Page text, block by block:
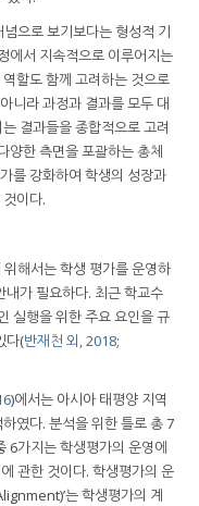
으로 보기보다는 형성적 기
에서 지속적으로 이루어지는
할도 함께 고려하는 것으로
니라 과정과 결과를 모두 대
결과들을 종합적으로 고려
양한 측면을 포괄하는 총체
를 강화하여 학생의 성장과
이다.
해서는 학생 평가를 운영하
내가 필요하다. 최근 학교수
실행을 위한 주요 요인을 규
다(반재천 외, 2018;
)에서는 아시아 태평양 지역
였다. 분석을 위한 틀로 총 7
6가지는 학생평가의 운영에
관한 것이다. 학생평가의 운
는 학생평가의 계